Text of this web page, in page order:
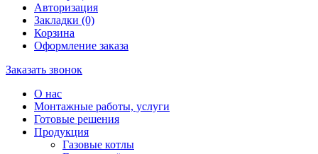
Авторизация
Закладки (0)
Корзина
Оформление заказа
Заказать звонок
О нас
Монтажные работы, услуги
Готовые решения
Продукция
Газовые котлы